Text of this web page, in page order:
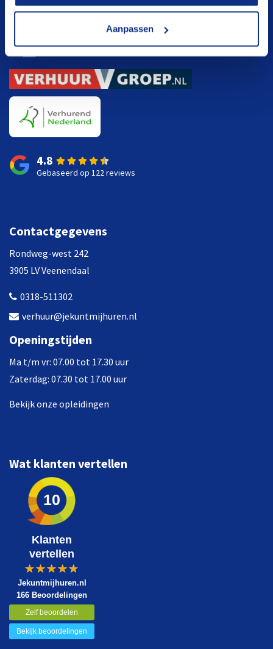
Aanpassen
Klanten registratie
4.8
Gebaseerd op 122 reviews
Contactgegevens
Rondweg-west 242
3905 LV Veenendaal
0318-511302
verhuur@jekuntmijhuren.nl
Openingstijden
Ma t/m vr: 07.00 tot 17.30 uur
Zaterdag: 07.30 tot 17.00 uur
Bekijk onze opleidingen
Wat klanten vertellen
10
Klanten
vertellen
Jekuntmijhuren.nl
166 Beoordelingen
Zelf beoordelen
Bekijk beoordelingen